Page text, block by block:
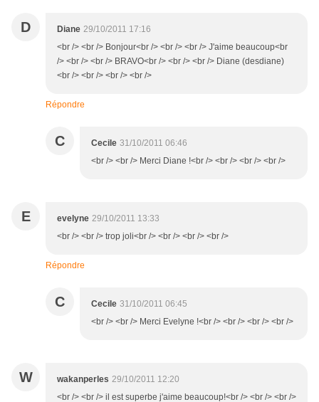
D Diane 29/10/2011 17:16
<br /> <br /> Bonjour<br /> <br /> <br /> J'aime beaucoup<br
/> <br /> <br /> BRAVO<br /> <br /> <br /> Diane (desdiane)
<br /> <br /> <br /> <br />
Répondre
C Cecile 31/10/2011 06:46
<br /> <br /> Merci Diane !<br /> <br /> <br /> <br />
E evelyne 29/10/2011 13:33
<br /> <br /> trop joli<br /> <br /> <br /> <br />
Répondre
C Cecile 31/10/2011 06:45
<br /> <br /> Merci Evelyne !<br /> <br /> <br /> <br />
W wakanperles 29/10/2011 12:20
<br /> <br /> il est superbe j'aime beaucoup!<br /> <br /> <br />